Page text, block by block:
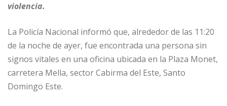
violencia.
La Policía Nacional informó que, alrededor de las 11:20
de la noche de ayer, fue encontrada una persona sin
signos vitales en una oficina ubicada en la Plaza Monet,
carretera Mella, sector Cabirma del Este, Santo
Domingo Este.